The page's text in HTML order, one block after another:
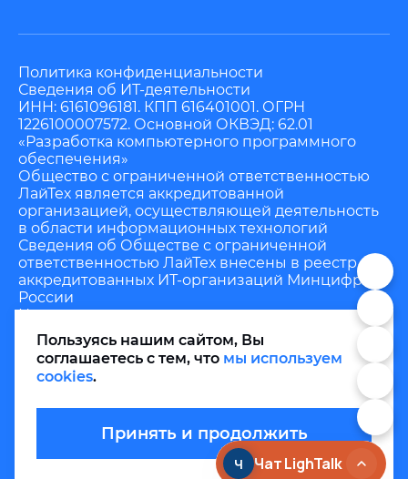
Политика конфиденциальности
Сведения об ИТ-деятельности
ИНН: 6161096181. КПП 616401001. ОГРН
1226100007572. Основной ОКВЭД: 62.01
«Разработка компьютерного программного
обеспечения»
Общество с ограниченной ответственностью
ЛайТех является аккредитованной
организацией, осуществляющей деятельность
в области информационных технологий
Сведения об Обществе с ограниченной
ответственностью ЛайТех внесены в реестр
аккредитованных ИТ-организаций Минцифры
России
Номер в реестре аккредитованных
организаций: 24953. Номер решения о
государственной аккредитации: АО-20220404-
4014882879-3.
Коды видов деятельности в области ИТ по
ответственностью ЛайТех. Мобильная и веб
разработка. 344002, Ростовская область, г
Ростов-на-Дону, ул Береговая, дом 29В, офис 1
Пользуясь нашим сайтом, Вы
соглашаетесь с тем, что мы используем
cookies.
Принять и продолжить